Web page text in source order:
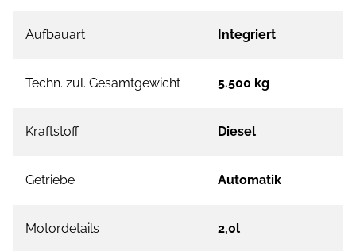
Aufbauart Integriert
Techn. zul. Gesamtgewicht 5.500 kg
Kraftstoff Diesel
Getriebe Automatik
Motordetails 2,0l